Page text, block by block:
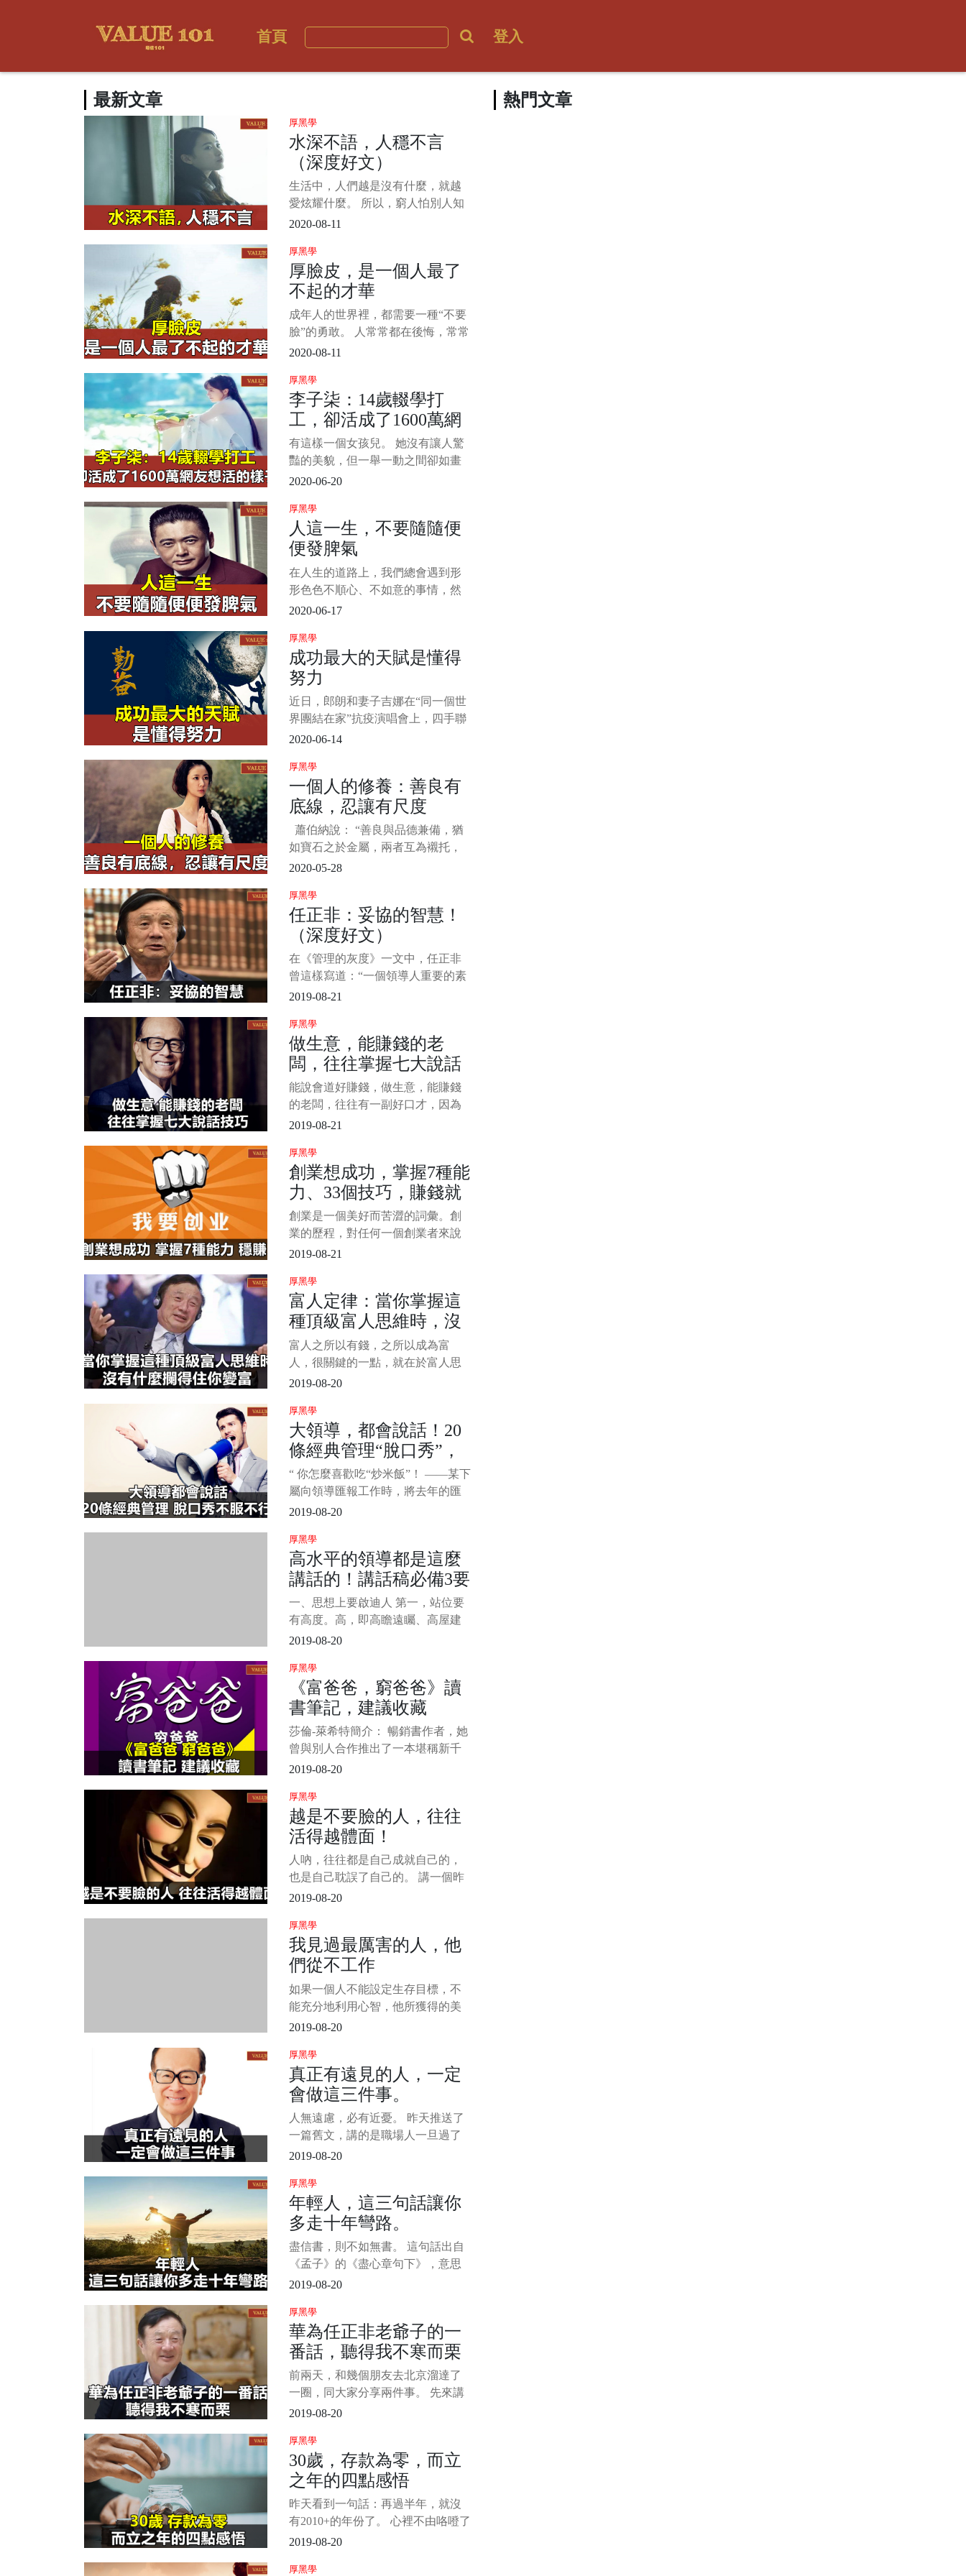
首頁 登入
最新文章
厚黑學
水深不語，人穩不言
（深度好文）
生活中，人們越是沒有什麼，就越
愛炫耀什麼。 所以，窮人怕別人知
道自己窮，拼命“炫富”；沒本事的人
其實，生命中的強者，往往是深藏
不露的，就像飽滿的麥穗一般，低
調謙遜。 正所謂“天不言自高、地
2020-08-11
厚黑學
厚臉皮，是一個人最了
不起的才華
成年人的世界裡，都需要一種“不要
臉”的勇敢。 人常常都在後悔，常常
將“早知道......”作為失去機會後的反
過就是被最無用卻也放不下的面子
所累，可還是打心眼裡覺得“面子大
於天”，委屈可
2020-08-11
厚黑學
李子柒：14歲輟學打
工，卻活成了1600萬網
友想活的樣子
有這樣一個女孩兒。 她沒有讓人驚
豔的美貌，但一舉一動之間卻如畫
中女子般古典淡雅。 她的身形十分
山爬樹，砍柴捕魚。 她經歷過世間
最苦痛的日子，卻能憑藉黑暗記憶
裡的些許微光，為世人造出了一個
卻又自帶仙氣，出塵而不染，遺
2020-06-20
厚黑學
人這一生，不要隨隨便
便發脾氣
在人生的道路上，我們總會遇到形
形色色不順心、不如意的事情，然
後積攢成一股股憤怒、怨恨、委
自己的方式發洩出來。 對我們來
說，有些負面情緒是需要及時發洩
出來的，強行窩在心裡反而會對我
們的身心造成傷害；然而，有些負
面情緒是需要我們獨自承擔的，畢
竟每個人都應該有所忍耐和擔
2020-06-17
厚黑學
成功最大的天賦是懂得
努力
近日，郎朗和妻子吉娜在“同一個世
界團結在家”抗疫演唱會上，四手聯
彈了驚艷四座的《Nocturne op. 9 no 1
動比心，狠狠地撒了一把“狗糧”。
網友紛紛留言點贊： “好羨慕這
2020-06-14
厚黑學
一個人的修養：善良有
底線，忍讓有尺度
蕭伯納說： “善良與品德兼備，猶
如寶石之於金屬，兩者互為襯托，
益增光彩。” 當一個人心存善念時，
人的品德魅力所在。 善良，是一個
人做人的準則，是用積極的一面看
待世界，看待身邊的一切，發現
美、發現最好的一面。
2020-05-28
厚黑學
任正非：妥協的智慧！
（深度好文）
在《管理的灰度》一文中，任正非
曾這樣寫道：“一個領導人重要的素
質是方向、節奏。他的水平就是合
自灰度、妥協與寬容。”灰度、妥協
與寬容正是任正非管理思維的精華
所在，其中妥協處於關鍵環節，無
論是灰度還是寬容，都要以妥協為
基礎，所以，也可以說任正非的管
理
2019-08-21
厚黑學
做生意，能賺錢的老
闆，往往掌握七大說話
技巧，難怪人家能發財
能說會道好賺錢，做生意，能賺錢
的老闆，往往有一副好口才，因為
無論是談生意還是推銷產品或者其
事。掌握一定的說話技巧，對於老
闆來說是必備的口才本領。一般來
說，做生意，能賺錢的老闆，往往
掌握以下七大說話技巧，難怪人家
能發財，看看你掌握了幾種？ 一、
想搞定生意，離不
2019-08-21
厚黑學
創業想成功，掌握7種能
力、33個技巧，賺錢就
比較穩！
創業是一個美好而苦澀的詞彙。創
業的歷程，對任何一個創業者來說
都是一種嚴峻的考驗和挑戰，需要
者來說，需要掌握怎樣的綜合能力
和技巧呢？以下分享創業成功者不
說，但你應該掌握的7種能力、33個
技巧，創業想成功，一旦掌握這些
能力和技巧，賺錢就比較穩，來學
習下吧。 第
2019-08-21
厚黑學
富人定律：當你掌握這
種頂級富人思維時，沒
有什麼攔得住你變富
富人之所以有錢，之所以成為富
人，很關鍵的一點，就在於富人思
維，而在富人思維中，有一種思維
思維時，沒有什麼攔得住你變富，
那就是藉力思維：沒人可以請，沒
錢可以藉，沒資源可以整合，不懂
可以外包，敵人可以和好，對手可
以收購……而窮人與富人的關鍵區
別也
2019-08-20
厚黑學
大領導，都會說話！20
條經典管理“脫口秀”，
不服不行
“ 你怎麼喜歡吃“炒米飯”！ ——某下
屬向領導匯報工作時，將去年的匯
報稿拿來稍作修改，領導聽後說了
動，既進行了委婉地批評，又用幽
默的方式避免太過尷尬。 “
2019-08-20
厚黑學
高水平的領導都是這麼
講話的！講話稿必備3要
素，填內容就行
一、思想上要啟迪人 第一，站位要
有高度。高，即高瞻遠矚、高屋建
瓴。“不謀全局者，不足以謀一域；
高，就是要緊緊圍繞講話的核心主
題，從歷史的、全面的角度去分
析、解決問題。 第二，理論要有深
度。深，即深邃、深刻，而非深不
可測、晦澀難懂。理
2019-08-20
厚黑學
《富爸爸，窮爸爸》讀
書筆記，建議收藏
莎倫-萊希特簡介： 暢銷書作者，她
曾與別人合作推出了一本堪稱新千
年最具轟動效應的暢銷書，也是迄
本——《富爸爸，窮爸爸》。該系
列還包括《富爸爸投資指南》、
《富爸爸財務自由之路—神奇的現
金流象限》、《富爸爸富孩子，聰
明孩子》。
2019-08-20
厚黑學
越是不要臉的人，往往
活得越體面！
人吶，往往都是自己成就自己的，
也是自己耽誤了自己的。 講一個昨
天晚上和朋友吃飯時聽來的故事，
闆。 十年前，老李的這個老闆還是
一個創業中的窮小子，為了公司能
繼續做下去，不得不出去找錢。 見
了幾波投資人，但都沒有人願意資
助。 無奈之下，他就在一個投資人
2019-08-20
厚黑學
我見過最厲害的人，他
們從不工作
如果一個人不能設定生存目標，不
能充分地利用心智，他所獲得的美
好感受，不過是人類潛能的一小部
永遠保持精力充沛的秘密 不知你是
否有這樣的感受，每天都感覺自己
身心俱疲，不想思考，也不想動，
累點低。 下班後只想
2019-08-20
厚黑學
真正有遠見的人，一定
會做這三件事。
人無遠慮，必有近憂。 昨天推送了
一篇舊文，講的是職場人一旦過了
35歲以後，往往會遇到很多問題，
讀者的不適。 我知道這會讓人聽著
不爽，但即使你再不爽，再不認
同，現實的問題還是站在那裡，中
年危機還在那裡等著你。 其實，昨
天那篇文章更多的是在傳遞職場
2019-08-20
厚黑學
年輕人，這三句話讓你
多走十年彎路。
盡信書，則不如無書。 這句話出自
《孟子》的《盡心章句下》，意思
是說看書時要有獨立思考的能力，
以成長。 在人生的漫漫長路上，其
實也是如此。 如何過好這一生，這
是一個永不過時的話題，很多過來
人站出來給後面的人指點迷津，因
為說的確實有道理，不少人將其奉
為瑰寶
2019-08-20
厚黑學
華為任正非老爺子的一
番話，聽得我不寒而栗
前兩天，和幾個朋友去北京溜達了
一圈，同大家分享兩件事。 先來講
第一件事。 在去北京的高鐵上，完
先生的《面對面》專訪，心生無限
感慨。 任老爺子有一番話，聽得我
不寒而栗。 主持人董倩問任正非，
為什麼在華為如此生死攸關的時
刻，您還想談教育，這麼關心教育
2019-08-20
厚黑學
30歲，存款為零，而立
之年的四點感悟
昨天看到一句話：再過半年，就沒
有2010+的年份了。 心裡不由咯噔了
一下，時間走得太快了，太快了。
幾個舍友圍在筆記本電腦前看了部
2019-08-20
厚黑學
熱門文章